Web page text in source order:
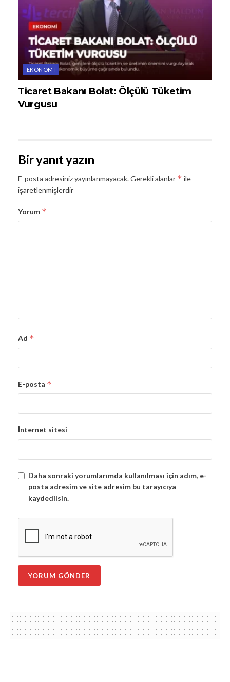
EKONOMI
Ticaret Bakanı Bolat: Ölçülü Tüketim
Vurgusu
Bir yanıt yazın
E-posta adresiniz yayınlanmayacak.Gerekli alanlar * ile
işaretlenmişlerdir
Yorum *
Ad *
E-posta *
İnternet sitesi
Daha sonraki yorumlarımda kullanılması için adım, e-
posta adresim ve site adresim bu tarayıcıya
kaydedilsin.